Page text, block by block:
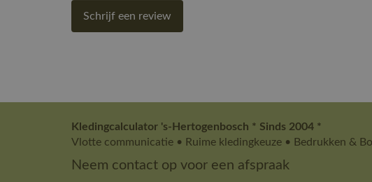
Schrijf een review
Kledingcalculator 's-Hertogenbosch * Sinds 2004 *
Vlotte communicatie • Ruime kledingkeuze • Bedrukken &
Neem contact op voor een afspraak